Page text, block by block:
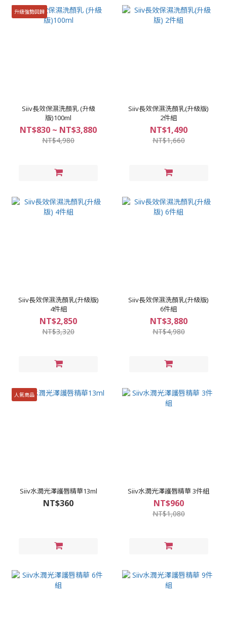
升級強勢回歸
Siiv長效保濕洗顏乳 (升級
版)100ml
NT$830 ~ NT$3,880
NT$4,980
Siiv長效保濕洗顏乳(升級版)
2件組
NT$1,490
NT$1,660
Siiv長效保濕洗顏乳(升級版)
4件組
NT$2,850
NT$3,320
Siiv長效保濕洗顏乳(升級版)
6件組
NT$3,880
NT$4,980
人氣商品
Siiv水潤光澤護唇精華13ml
NT$360
Siiv水潤光澤護唇精華 3件組
NT$960
NT$1,080